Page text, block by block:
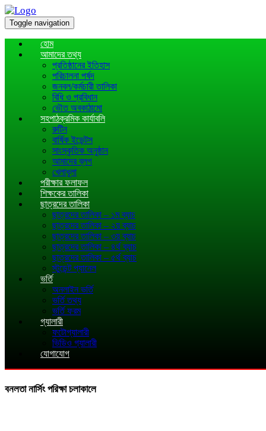
Toggle navigation
হোম
আমাদের তথ্য
প্রতিষ্ঠানের ইতিহাস
পরিচালনা পর্ষদ
জনবল/কর্মচারী তালিকা
বিধি ও প্রবিধান
ভৌত অবকাঠামো
সহপাঠক্রমিক কার্যাবলি
রুটিন
বার্ষিক ইভেন্টস
সাংস্কৃতিক অনুষ্ঠান
আমাদের ব্লগ
খেলাধূলা
পরীক্ষার ফলাফল
শিক্ষকের তালিকা
ছাত্রদের তালিকা
ছাত্রদের তালিকা – ১ম ব্যাচ
ছাত্রদের তালিকা – ২য় ব্যাচ
ছাত্রদের তালিকা – ৩য় ব্যাচ
ছাত্রদের তালিকা – ৪র্থ ব্যাচ
ছাত্রদের তালিকা – ৫র্থ ব্যাচ
স্টুডেন্ট প্যানেল
ভর্তি
অনলাইন ভর্তি
ভর্তি তথ্য
ভর্তি ফরম
গ্যালারী
ফটোগ্যালারী
ভিডিও গ্যালারী
যোগাযোগ
বনলতা নার্সিং পরিক্ষা চলাকালে